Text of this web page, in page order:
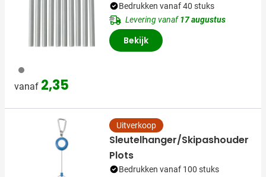
003
vanaf 2,35
Bedrukken vanaf 40 stuks
Levering vanaf17 augustus
Bekijk
Uitverkoop
Sleutelhanger/Skipashouder
Plots
Bedrukken vanaf 100 stuks